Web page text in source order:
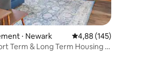
sur la base de 15 commentaires : 5 sur 5
⋅ Newark Évaluation moyenne
4,88 (145)
Term & Long Term Housing in